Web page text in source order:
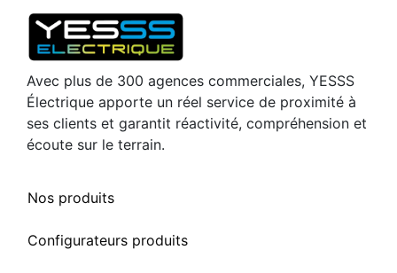
Avec plus de 300 agences commerciales, YESSS
Électrique apporte un réel service de proximité à
ses clients et garantit réactivité, compréhension et
écoute sur le terrain.
Nos produits
Configurateurs produits